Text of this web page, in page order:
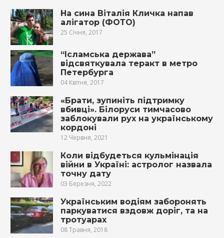
На сина Віталія Кличка напав
алігатор (ФОТО)
25 Січня, 2017
“Ісламська держава”
відсвяткувала теракт в метро
Петербурга
04 Квітня, 2017
«Брати, зупиніть підтримку
вбивці». Білоруси тимчасово
заблокували рух на українському
кордоні
12 Червня, 2021
Коли відбудеться кульмінація
війни в Україні: астролог назвала
точну дату
03 Березня, 2022
Українським водіям заборонять
паркуватися вздовж доріг, та на
тротуарах
08 Травня, 2018